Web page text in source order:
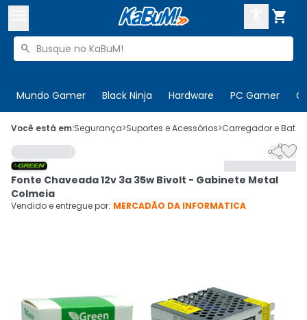

Buscar produtos

Mundo Gamer Black Ninja Hardware PC Gamer
 Olá. Acesse sua conta
 Departamentos
Cupons
CADASTRE-SE
Você está em:Segurança>Suportes e Acessórios>Carregador e

Fonte Chaveada 12v 3a 35w Bivolt - Gabinete Metal
Colmeia
Vendido e entregue por: MERCADÃO DA INFORMATICA